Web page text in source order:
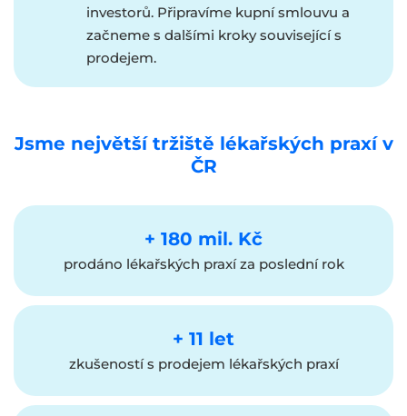
investorů. Připravíme kupní smlouvu a
začneme s dalšími kroky související s
prodejem.
Jsme největší tržiště lékařských praxí v
ČR
+ 180 mil. Kč
prodáno lékařských praxí za poslední rok
+ 11 let
zkušeností s prodejem lékařských praxí